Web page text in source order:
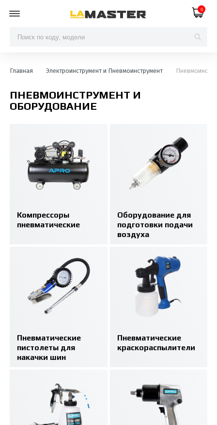
0
Главная Электроинструмент и Пневмоинструмент
ПНЕВМОИНСТРУМЕНТ И
ОБОРУДОВАНИЕ
Компрессоры
пневматические
Оборудование для
подготовки подачи
воздуха
Пневматические
пистолеты для
накачки шин
Пневматические
краскораспылители